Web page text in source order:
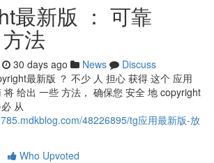
最新版 ： 可靠
法
30 days ago News
Discuss
最新版 ？ 不少 人 担心 获得 这个 应用
将 给出 一些 方法， 确保您 安全 地 copyright
从
48226895/tg应用最新版-放
Who Upvoted